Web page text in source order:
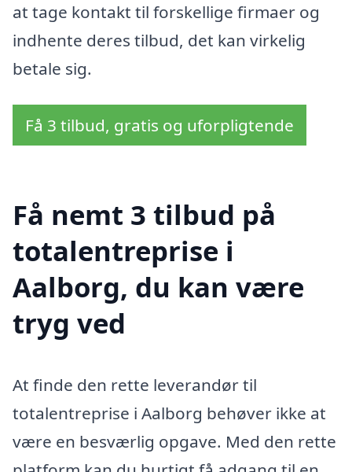
at tage kontakt til forskellige firmaer og
indhente deres tilbud, det kan virkelig
betale sig.
Få 3 tilbud, gratis og uforpligtende
Få nemt 3 tilbud på
totalentreprise i
Aalborg, du kan være
tryg ved
At finde den rette leverandør til
totalentreprise i Aalborg behøver ikke at
være en besværlig opgave. Med den rette